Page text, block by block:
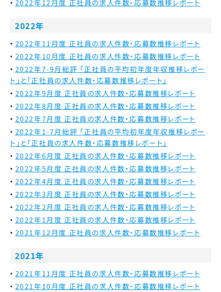
2022年12月度 正社員の求人件数・応募数推移レポート
2022年
2022年11月度 正社員の求人件数・応募数推移レポート
2022年10月度 正社員の求人件数・応募数推移レポート
2022年7-9月総評 「正社員の平均初年度年収推移レポー
ト」と「正社員の求人件数・応募数推移レポート」
2022年9月度 正社員の求人件数・応募数推移レポート
2022年8月度 正社員の求人件数・応募数推移レポート
2022年7月度 正社員の求人件数・応募数推移レポート
2022年1-7月総評 「正社員の平均初年度年収推移レポー
ト」と「正社員の求人件数・応募数推移レポート」
2022年6月度 正社員の求人件数・応募数推移レポート
2022年5月度 正社員の求人件数・応募数推移レポート
2022年4月度 正社員の求人件数・応募数推移レポート
2022年3月度 正社員の求人件数・応募数推移レポート
2022年2月度 正社員の求人件数・応募数推移レポート
2022年1月度 正社員の求人件数・応募数推移レポート
2021年12月度 正社員の求人件数・応募数推移レポート
2021年
2021年11月度 正社員の求人件数・応募数推移レポート
2021年10月度 正社員の求人件数・応募数推移レポート